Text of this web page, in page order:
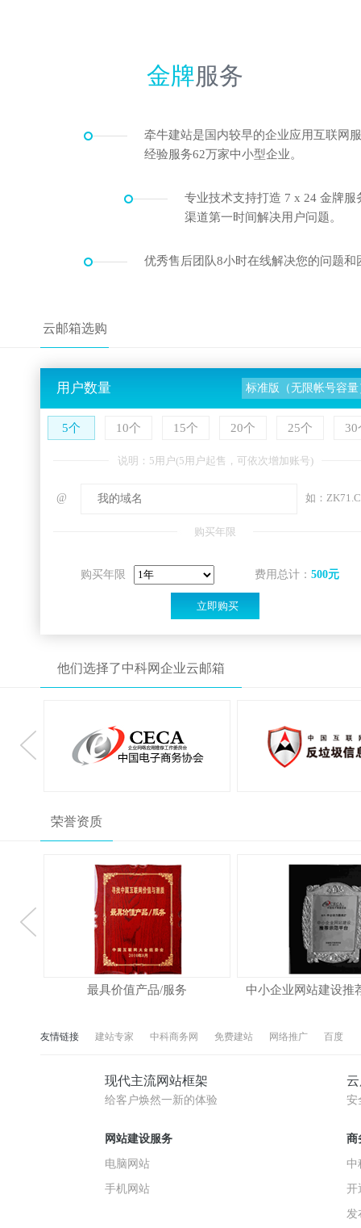
金牌服务
牵牛建站是国内较早的企业应用互联网
经验服务62万家中小型企业。
专业技术支持打造 7 x 24 金牌
渠道第一时间解决用户问题。
优秀售后团队8小时在线解决您的问题和
云邮箱选购
用户数量 标准版（无限帐号容量
5个 10个 15个 20个 25个 30
说明：5用户(5用户起售，可依次增加账号)
@ 如：
购买年限
购买年限 费用总计： 500元
他们选择了中科网企业云邮箱
荣誉资质
最具价值产品/服务 中小企业网站建设推
友情链接 建站专家 中科商务网 免费建站 网络推广 百度
现代主流网站框架
给客户焕然一新的体验 安
网站建设服务
电脑网站
手机网站
商
中
开
发